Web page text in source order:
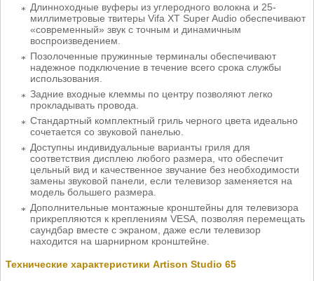
Длинноходные вуферы из углеродного волокна и 25-
миллиметровые твитеры Vifa XT Super Audio обеспечивают
«современный» звук с точным и динамичным
воспроизведением.
Позолоченные пружинные терминалы обеспечивают
надежное подключение в течение всего срока службы
использования.
Задние входные клеммы по центру позволяют легко
прокладывать провода.
Стандартный комплектный гриль черного цвета идеально
сочетается со звуковой панелью.
Доступны индивидуальные варианты гриля для
соответствия дисплею любого размера, что обеспечит
цельный вид и качественное звучание без необходимости
замены звуковой панели, если телевизор заменяется на
модель большего размера.
Дополнительные монтажные кронштейны для телевизора
прикрепляются к креплениям VESA, позволяя перемещать
саундбар вместе с экраном, даже если телевизор
находится на шарнирном кронштейне.
Технические характеристики Artison Studio 65